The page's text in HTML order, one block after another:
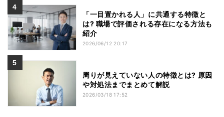
「一目置かれる人」に共通する特徴と
は? 職場で評価される存在になる方法も
紹介
2026/06/12 20:17
周りが見えていない人の特徴とは? 原因
や対処法までまとめて解説
2026/03/18 17:52